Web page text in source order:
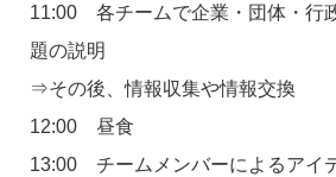
11:00 各チームで企業・団体・行
題の説明
⇒その後、情報収集や情報交換
12:00 昼食
13:00 チームメンバーによるアイ